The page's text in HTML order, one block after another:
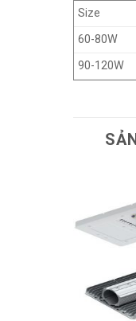
Size
60-80W
90-120W